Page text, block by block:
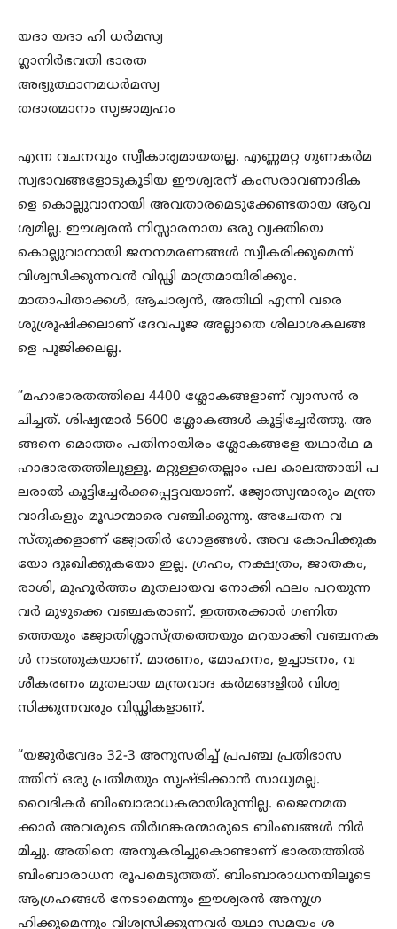
യദാ യദാ ഹി ധർമസ്യ
ഗ്ലാനിർഭവതി ഭാരത
അഭ്യുത്ഥാനമധർമസ്യ
തദാത്മാനം സൃജാമ്യഹം
എന്ന വചനവും സ്വീകാര്യമായതല്ല. എണ്ണമറ്റ ഗുണകർമ
സ്വഭാവങ്ങളോടുകൂടിയ ഈശ്വരന് കംസരാവണാദിക
ളെ കൊല്ലുവാനായി അവതാരമെടുക്കേണ്ടതായ ആവ
ശ്യമില്ല. ഈശ്വരൻ നിസ്സാരനായ ഒരു വ്യക്തിയെ
കൊല്ലുവാനായി ജനനമരണങ്ങൾ സ്വീകരിക്കുമെന്ന്
വിശ്വസിക്കുന്നവൻ വിഡ്ഢി മാത്രമായിരിക്കും.
മാതാപിതാക്കൾ, ആചാര്യൻ, അതിഥി എന്നി വരെ
ശുശ്രൂഷിക്കലാണ് ദേവപൂജ അല്ലാതെ ശിലാശകലങ്ങ
ളെ പൂജിക്കലല്ല.
“മഹാഭാരതത്തിലെ 4400 ശ്ലോകങ്ങളാണ് വ്യാസൻ ര
ചിച്ചത്. ശിഷ്യന്മാർ 5600 ശ്ലോകങ്ങൾ കൂട്ടിച്ചേർത്തു. അ
ങ്ങനെ മൊത്തം പതിനായിരം ശ്ലോകങ്ങളേ യഥാർഥ മ
ഹാഭാരതത്തിലുള്ളൂ. മറ്റുള്ളതെല്ലാം പല കാലത്തായി പ
ലരാൽ കൂട്ടിച്ചേർക്കപ്പെട്ടവയാണ്. ജ്യോത്സ്യന്മാരും മന്ത്ര
വാദികളും മൂഢന്മാരെ വഞ്ചിക്കുന്നു. അചേതന വ
സ്തുക്കളാണ് ജ്യോതിർ ഗോളങ്ങൾ. അവ കോപിക്കുക
യോ ദുഃഖിക്കുകയോ ഇല്ല. ഗ്രഹം, നക്ഷത്രം, ജാതകം,
രാശി, മുഹൂർത്തം മുതലായവ നോക്കി ഫലം പറയുന്ന
വർ മുഴുക്കെ വഞ്ചകരാണ്. ഇത്തരക്കാർ ഗണിത
ത്തെയും ജ്യോതിശ്ശാസ്ത്രത്തെയും മറയാക്കി വഞ്ചനക
ൾ നടത്തുകയാണ്. മാരണം, മോഹനം, ഉച്ചാടനം, വ
ശീകരണം മുതലായ മന്ത്രവാദ കർമങ്ങളിൽ വിശ്വ
സിക്കുന്നവരും വിഡ്ഢികളാണ്.
“യജുർവേദം 32-3 അനുസരിച്ച് പ്രപഞ്ച പ്രതിഭാസ
ത്തിന് ഒരു പ്രതിമയും സൃഷ്ടിക്കാൻ സാധ്യമല്ല.
വൈദികർ ബിംബാരാധകരായിരുന്നില്ല. ജൈനമത
ക്കാർ അവരുടെ തീർഥങ്കരന്മാരുടെ ബിംബങ്ങൾ നിർ
മിച്ചു. അതിനെ അനുകരിച്ചുകൊണ്ടാണ് ഭാരതത്തിൽ
ബിംബാരാധന രൂപമെടുത്തത്. ബിംബാരാധനയിലൂടെ
ആഗ്രഹങ്ങൾ നേടാമെന്നും ഈശ്വരൻ അനുഗ്ര
ഹിക്കുമെന്നും വിശ്വസിക്കുന്നവർ യഥാ സമയം ശ